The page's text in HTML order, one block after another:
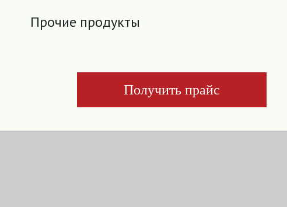
Прочие продукты
Получить прайс